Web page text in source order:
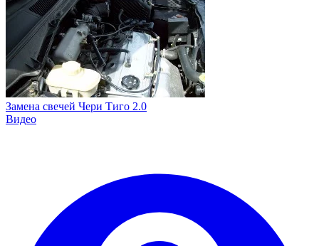
Замена свечей Чери Тиго 2.0
Видео